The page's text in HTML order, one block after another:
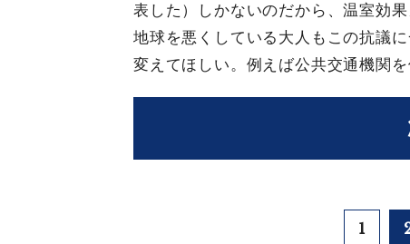
表した）しかないのだから、温室効
地球を悪くしている大人もこの抗議
変えてほしい。例えば公共交通機関
1